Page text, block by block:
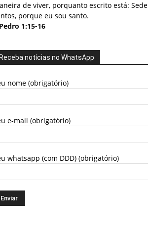
de viver, porquanto escrito está: Sede
porque eu sou santo.
1:15-16
notícias no WhatsApp
nome (obrigatório)
e-mail (obrigatório)
whatsapp (com DDD) (obrigatório)